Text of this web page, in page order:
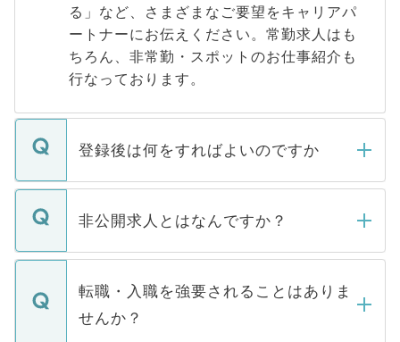
る」など、さまざまなご要望をキャリアパ
ートナーにお伝えください。常勤求人はも
ちろん、非常勤・スポットのお仕事紹介も
行なっております。
登録後は何をすればよいのですか
ご登録いただきましたら、弊社担当者がご
登録内容を確認し、その後メールもしくは
ます。通常、5営業日以内にはご連絡をせて
いただきますので、しばらくお待ちくださ
非公開求人とはなんですか？
マイナビDOCTORで取り扱っている求人の
うち約3割は、Webサイトからご覧いただ
けない「非公開求人」です。非公開求人は
下記の理由によって、一般には公開してい
転職・入職を強要されることはありま
せんか？